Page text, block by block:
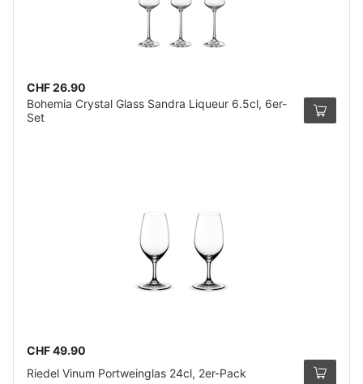
CHF 26.90
Bohemia Crystal Glass Sandra Liqueur 6.5cl, 6er-
Set
CHF 49.90
Riedel Vinum Portweinglas 24cl, 2er-Pack